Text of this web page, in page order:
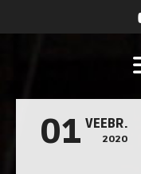
01 VEEBR.
2020